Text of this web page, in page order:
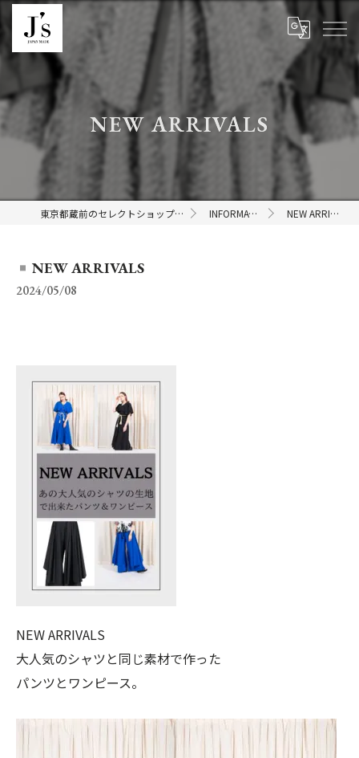
NEW ARRIVALS
東京都蔵前のセレクトショップならJ's INFORMATION NEW ARRIVALS
NEW ARRIVALS
2024/05/08
NEW ARRIVALS
大人気のシャツと同じ素材で作った
パンツとワンピース。